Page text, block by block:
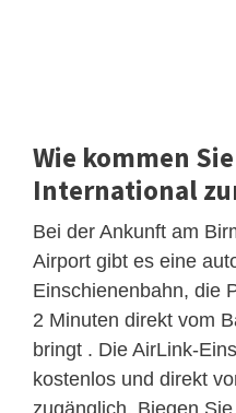
Wie kommen
International
Bei der Ankunft am
Airport gibt es eine
Einschienenbahn, die
2 Minuten direkt vom
bringt . Die AirLink-
kostenlos und direkt
zugänglich. Biegen